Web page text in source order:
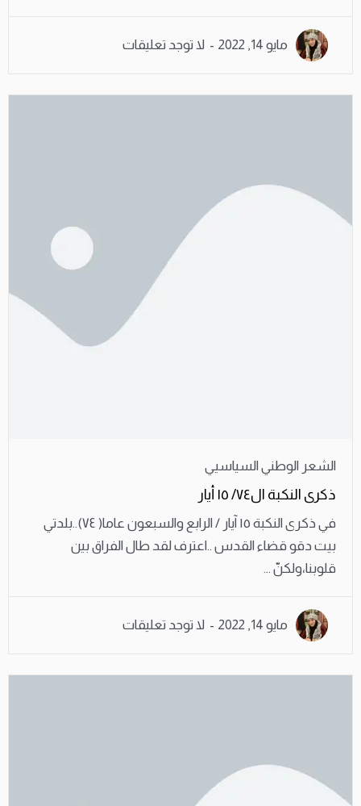
مايو 14, 2022 لا توجد تعليقات
الشعر الوطني السياسيي
ذكرى النكبة ال٧٤/ ١٥ أيار
في ذكرى النكبة ١٥ آيار / الرابع والسبعون عاما( ٧٤)..بلدتي
بيت دقو قضاء القدس ..اعترف لقد طال الفراق بين
قلوبنا،ولكنّ ...
مايو 14, 2022 لا توجد تعليقات